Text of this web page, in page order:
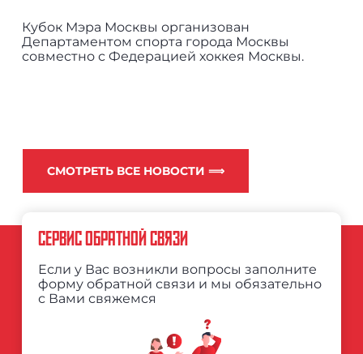
Кубок Мэра Москвы организован
Департаментом спорта города Москвы
совместно с Федерацией хоккея Москвы.
СМОТРЕТЬ ВСЕ НОВОСТИ ⟹
СЕРВИС ОБРАТНОЙ СВЯЗИ
Если у Вас возникли вопросы заполните
форму обратной связи и мы обязательно
с Вами свяжемся